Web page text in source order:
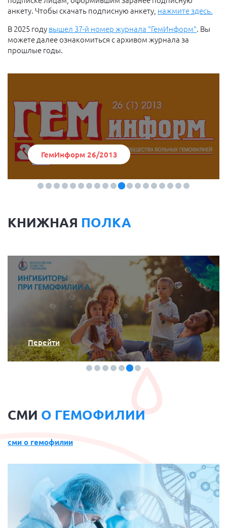
анкету. Чтобы скачать подписную анкету, нажмите здесь.
В 2025 году вышел 37-й номер журнала "ГемИнформ". Вы
можете далее ознакомиться с архивом журнала за
прошлые годы.
ГемИнформ 26/2013
КНИЖНАЯ ПОЛКА
Перейти
СМИ О ГЕМОФИЛИИ
сми о гемофилии